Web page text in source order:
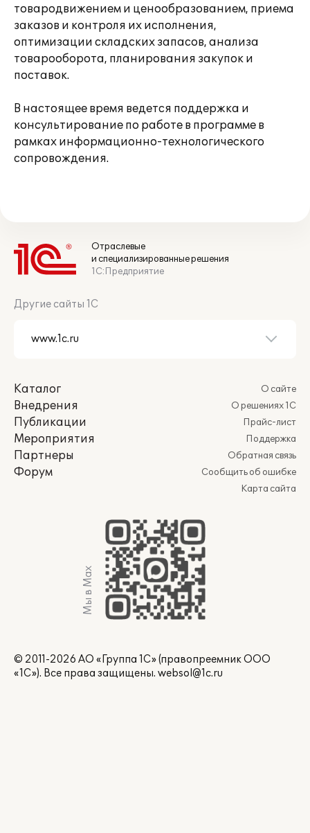
товародвижением и ценообразованием, приема
заказов и контроля их исполнения,
оптимизации складских запасов, анализа
товарооборота, планирования закупок и
поставок.
В настоящее время ведется поддержка и
консультирование по работе в программе в
рамках информационно-технологического
сопровождения.
Отраслевые
и специализированные решения
1С:Предприятие
Другие сайты 1С
Каталог
Внедрения
Публикации
Мероприятия
Партнеры
Форум
О сайте
О решениях 1С
Прайс-лист
Поддержка
Обратная связь
Сообщить об ошибке
Карта сайта
Мы в Max
© 2011-2026 АО «Группа 1С» (правопреемник ООО
«1С»). Все права защищены. websol@1c.ru